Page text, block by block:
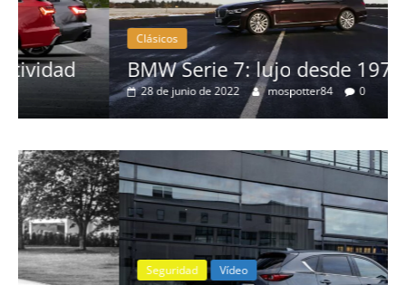
Clásicos
BMW Serie 7: lujo desde 1977
28 de junio de 2022 mospotter84 0
Seguridad Vídeo